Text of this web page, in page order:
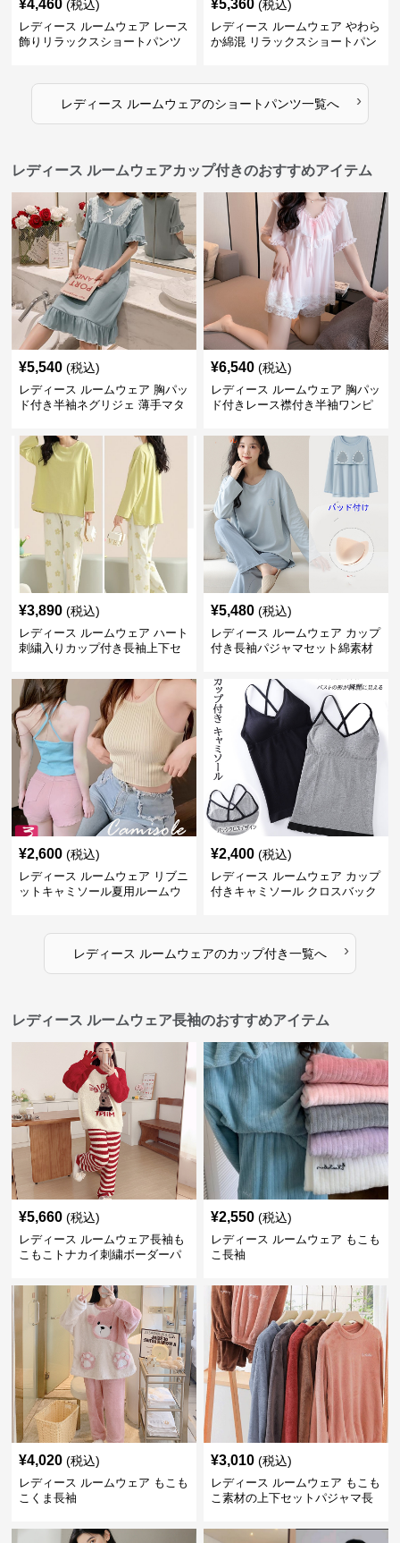
¥4,460 (税込)
レディース ルームウェア レース
飾りリラックスショートパンツ
¥5,360 (税込)
レディース ルームウェア やわら
か綿混 リラックスショートパン
レディース ルームウェアのショートパンツ一覧へ ›
レディース ルームウェアカップ付きのおすすめアイテム
¥5,540 (税込)
レディース ルームウェア 胸パッ
ド付き半袖ネグリジェ 薄手マタ
¥6,540 (税込)
レディース ルームウェア 胸パッ
ド付きレース襟付き半袖ワンピ
¥3,890 (税込)
レディース ルームウェア ハート
刺繍入りカップ付き長袖上下セ
¥5,480 (税込)
レディース ルームウェア カップ
付き長袖パジャマセット綿素材
¥2,600 (税込)
レディース ルームウェア リブニ
ットキャミソール夏用ルームウ
¥2,400 (税込)
レディース ルームウェア カップ
付きキャミソール クロスバック
レディース ルームウェアのカップ付き一覧へ ›
レディース ルームウェア長袖のおすすめアイテム
¥5,660 (税込)
レディース ルームウェア長袖も
こもこトナカイ刺繍ボーダーパ
¥2,550 (税込)
レディース ルームウェア もこも
こ長袖
¥4,020 (税込)
レディース ルームウェア もこも
こくま長袖
¥3,010 (税込)
レディース ルームウェア もこも
こ素材の上下セットパジャマ長